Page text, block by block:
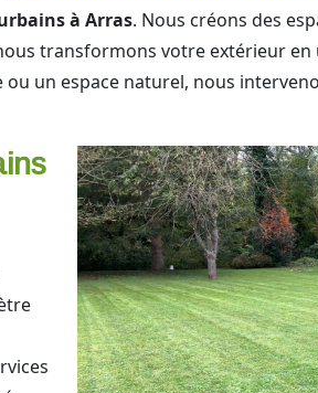
à Arras. Nous créons des
transformons votre extérieur
un espace naturel, nous